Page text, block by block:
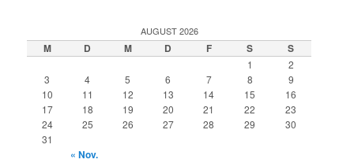
AUGUST 2026
M D M D F S S
1
2
3
4 5 6 7 8
9
10
11 12 13 14 15
16
17
18 19 20 21 22
23
24
25 26 27 28 29
30
31
« Nov.